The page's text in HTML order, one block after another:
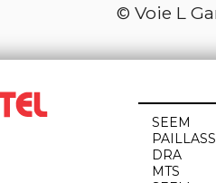
© Voie L
SEEM
DRA
MTS